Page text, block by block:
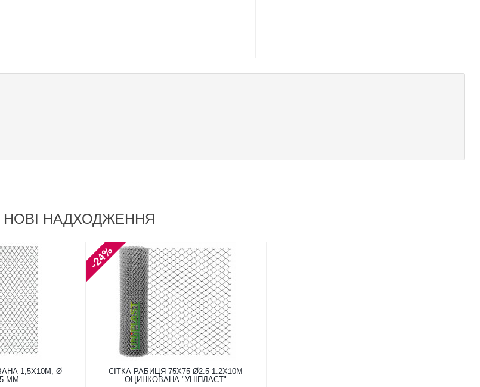
НОВІ НАДХОДЖЕННЯ
1,5X10М, Ø
ММ.
-24%
СІТКА РАБИЦЯ 75Х75 Ø2.5 1.2Х10М
ОЦИНКОВАНА "УНІПЛАСТ"